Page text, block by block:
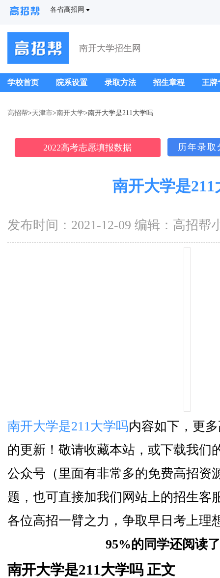
各省高招网
南开大学招生网
学校首页 院系设置 录取方法 招生章程 王牌
高招帮>天津市>南开大学>南开大学是211大学吗
2022高考志愿填报数据 历年录
南开大学是211
发布时间：2021-12-09 编辑：高招帮
南开大学是211大学吗内容如下，更
的更新！敬请收藏本站，或下载我们
公众号（里面有非常多的免费高招资
题，也可直接加我们网站上的招生客
各位高招一臂之力，争取早日考上理
95%的同学还阅读
南开大学是211大学吗 正文